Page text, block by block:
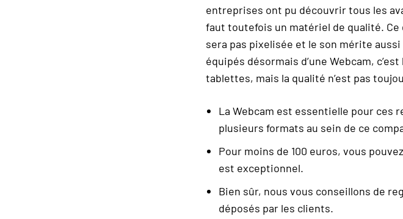
entreprises ont pu découvrir tous les
faut toutefois un matériel de qualité. Ce
sera pas pixelisée et le son mérite
équipés désormais d’une Webcam,
tablettes, mais la qualité n’est pas
La Webcam est essentielle pour ces
plusieurs formats au sein de ce
Pour moins de 100 euros, vous
est exceptionnel.
Bien sûr, nous vous conseillons de
déposés par les clients.